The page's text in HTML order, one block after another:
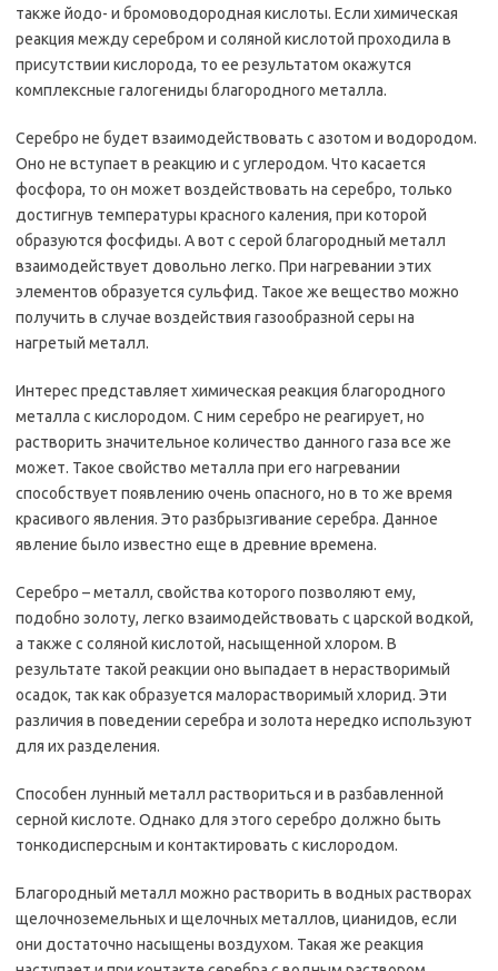
также йодо- и бромоводородная кислоты. Если химическая
реакция между серебром и соляной кислотой проходила в
присутствии кислорода, то ее результатом окажутся
комплексные галогениды благородного металла.
Серебро не будет взаимодействовать с азотом и водородом.
Оно не вступает в реакцию и с углеродом. Что касается
фосфора, то он может воздействовать на серебро, только
достигнув температуры красного каления, при которой
образуются фосфиды. А вот с серой благородный металл
взаимодействует довольно легко. При нагревании этих
элементов образуется сульфид. Такое же вещество можно
получить в случае воздействия газообразной серы на
нагретый металл.
Интерес представляет химическая реакция благородного
металла с кислородом. С ним серебро не реагирует, но
растворить значительное количество данного газа все же
может. Такое свойство металла при его нагревании
способствует появлению очень опасного, но в то же время
красивого явления. Это разбрызгивание серебра. Данное
явление было известно еще в древние времена.
Серебро – металл, свойства которого позволяют ему,
подобно золоту, легко взаимодействовать с царской водкой,
а также с соляной кислотой, насыщенной хлором. В
результате такой реакции оно выпадает в нерастворимый
осадок, так как образуется малорастворимый хлорид. Эти
различия в поведении серебра и золота нередко используют
для их разделения.
Способен лунный металл раствориться и в разбавленной
серной кислоте. Однако для этого серебро должно быть
тонкодисперсным и контактировать с кислородом.
Благородный металл можно растворить в водных растворах
щелочноземельных и щелочных металлов, цианидов, если
они достаточно насыщены воздухом. Такая же реакция